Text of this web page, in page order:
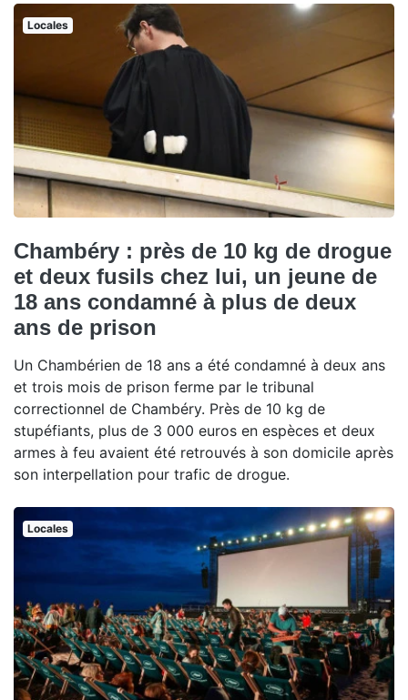
Locales
Chambéry : près de 10 kg de drogue
et deux fusils chez lui, un jeune de
18 ans condamné à plus de deux
ans de prison
Un Chambérien de 18 ans a été condamné à deux ans
et trois mois de prison ferme par le tribunal
correctionnel de Chambéry. Près de 10 kg de
stupéfiants, plus de 3 000 euros en espèces et deux
armes à feu avaient été retrouvés à son domicile après
son interpellation pour trafic de drogue.
Locales